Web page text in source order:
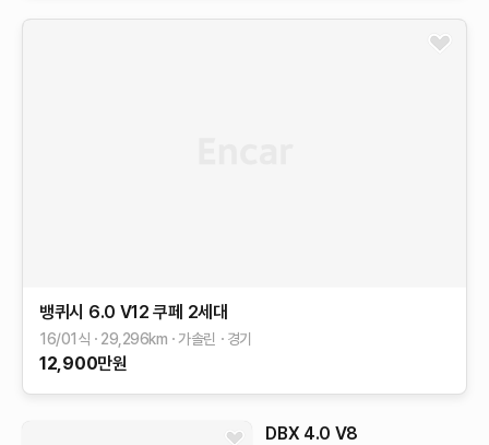
뱅퀴시 6.0 V12 쿠페 2세대
16/01식 29,296km 가솔린 경기
12,900만원
DBX 4.0 V8